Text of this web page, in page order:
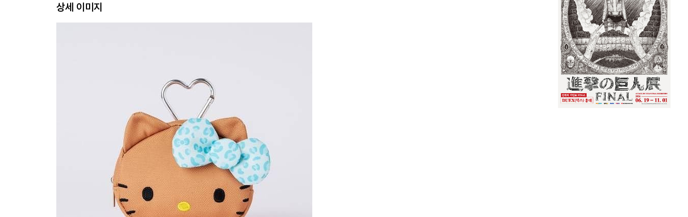
상세 이미지